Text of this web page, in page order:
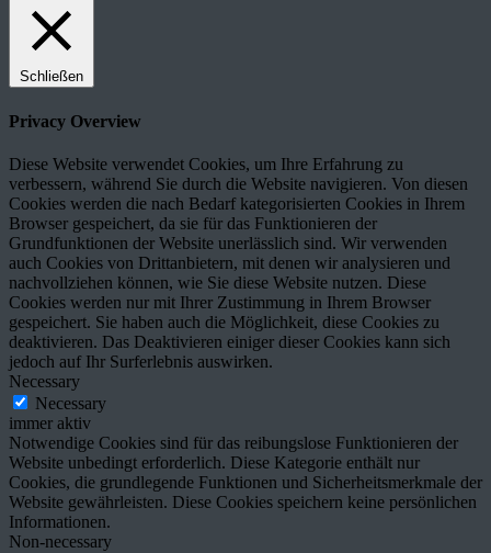
Schließen
Privacy Overview
Diese Website verwendet Cookies, um Ihre Erfahrung zu
verbessern, während Sie durch die Website navigieren. Von diesen
Cookies werden die nach Bedarf kategorisierten Cookies in Ihrem
Browser gespeichert, da sie für das Funktionieren der
Grundfunktionen der Website unerlässlich sind. Wir verwenden
auch Cookies von Drittanbietern, mit denen wir analysieren und
nachvollziehen können, wie Sie diese Website nutzen. Diese
Cookies werden nur mit Ihrer Zustimmung in Ihrem Browser
gespeichert. Sie haben auch die Möglichkeit, diese Cookies zu
deaktivieren. Das Deaktivieren einiger dieser Cookies kann sich
jedoch auf Ihr Surferlebnis auswirken.
Necessary
Necessary
immer aktiv
Notwendige Cookies sind für das reibungslose Funktionieren der
Website unbedingt erforderlich. Diese Kategorie enthält nur
Cookies, die grundlegende Funktionen und Sicherheitsmerkmale der
Website gewährleisten. Diese Cookies speichern keine persönlichen
Informationen.
Non-necessary